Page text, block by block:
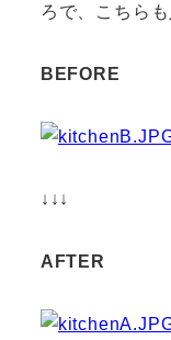
ろで、こちら
BEFORE
↓↓↓
AFTER